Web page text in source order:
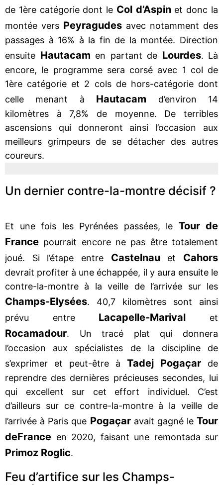
de 1ère catégorie dont le Col d’Aspinet donc la
montée vers Peyragudes avec notamment des
passages à 16% à la fin de la montée. Direction
ensuite Hautacam en partant de Lourdes. Là
encore, le programme sera corsé avec 1 col de
1ère catégorie et 2 cols de hors-catégorie dont
celle menant à Hautacam d’environ 14
kilomètres à 7,8% de moyenne. De terribles
ascensions qui donneront ainsi l’occasion aux
meilleurs grimpeurs de se détacher des autres
coureurs.
Un dernier contre-la-montre décisif ?
Et une fois les Pyrénées passées, le Tour de
France pourrait encore ne pas être totalement
joué. Si l’étape entre Castelnauet Cahors
devrait profiter à une échappée, il y aura ensuite le
contre-la-montre à la veille de l’arrivée sur les
Champs-Elysées. 40,7 kilomètres sont ainsi
prévu entre Lacapelle-Marival et
Rocamadour. Un tracé plat qui donnera
l’occasion aux spécialistes de la discipline de
s’exprimer et peut-être à Tadej Pogaçar de
reprendre des dernières précieuses secondes, lui
qui excellent sur cet effort individuel. C’est
d’ailleurs sur ce contre-la-montre à la veille de
l’arrivée à Paris que Pogaçaravait gagné le Tour
deFrance en 2020, faisant une remontada sur
Primoz Roglic.
Feu d’artifice sur les Champs-